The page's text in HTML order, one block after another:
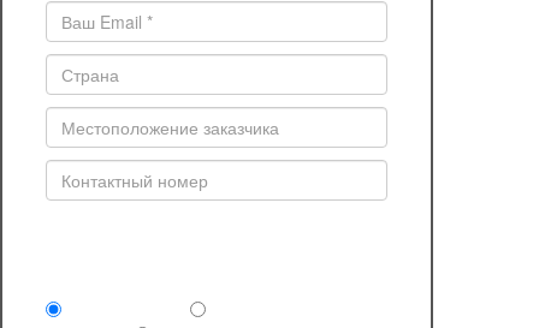
Сруб под крышу
Сруб и отделочные